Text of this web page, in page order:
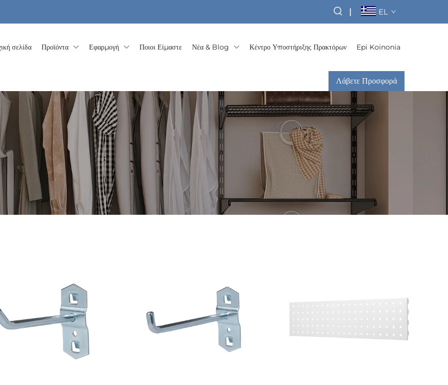
| EL
σελίδα Προϊόντα Εφαρμογή Ποιοι Είμαστε Νέα & Blog Κέντρο Υποστήριξης Πρακτόρων Epi Koinonia
Λάβετε Προσφορά